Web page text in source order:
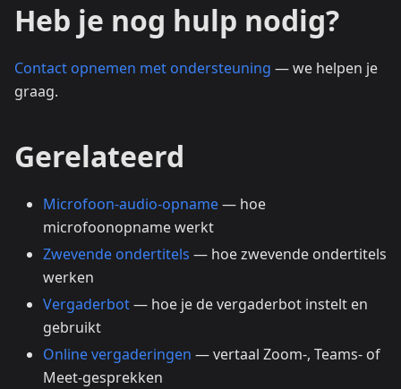
Heb je nog hulp nodig?
Contact opnemen met ondersteuning — we helpen je
graag.
Gerelateerd
Microfoon-audio-opname— hoe
microfoonopname werkt
Zwevende ondertitels — hoe zwevende ondertitels
werken
Vergaderbot— hoe je de vergaderbot instelt en
gebruikt
Online vergaderingen — vertaal Zoom-, Teams- of
Meet-gesprekken